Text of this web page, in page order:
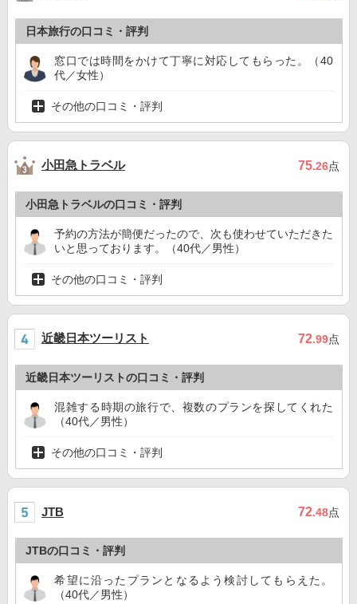
日本旅行の口コミ・評判
窓口では時間をかけて丁寧に対応してもらった。（40
代／女性）
その他の口コミ・評判
小田急トラベル 75.26点
小田急トラベルの口コミ・評判
予約の方法が簡便だったので、次も使わせていただきた
いと思っております。（40代／男性）
その他の口コミ・評判
近畿日本ツーリスト 72.99点
近畿日本ツーリストの口コミ・評判
混雑する時期の旅行で、複数のプランを探してくれた
（40代／男性）
その他の口コミ・評判
JTB 72.48点
JTBの口コミ・評判
希望に沿ったプランとなるよう検討してもらえた。
（40代／男性）